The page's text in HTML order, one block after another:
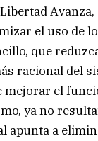
el uso de
que
racional del
mejorar el
ya no
apunta a